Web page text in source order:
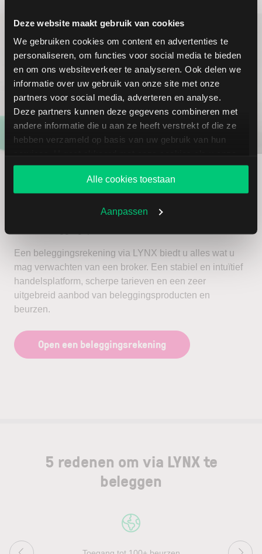
Deze website maakt gebruik van cookies
We gebruiken cookies om content en advertenties te
personaliseren, om functies voor social media te bieden
en om ons websiteverkeer te analyseren. Ook delen we
informatie over uw gebruik van onze site met onze
partners voor social media, adverteren en analyse.
Deze partners kunnen deze gegevens combineren met
andere informatie die u aan ze heeft verstrekt of die ze
hebben verzameld op basis van uw gebruik van hun
website blijft gebruiken.
Alle cookies toestaan
Aanpassen
Open nu een
beleggingsrekening
beleggen serieus? Dan helpen wij u graag het maximale
Een beleggingsrekening via LYNX biedt u alles wat u
mag verwachten van een broker. Een stabiel en intuïtief
handelsplatform, scherpe tarieven en een zeer
uitgebreid aanbod van beleggingsproducten en
beurzen.
Open een beleggingsrekening
5 redenen om via LYNX te
beleggen